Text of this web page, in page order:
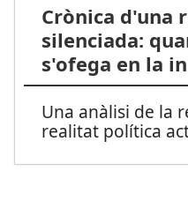
Crònica d'una
silenciada:
s'ofega en la
Una anàlisi de la
realitat política